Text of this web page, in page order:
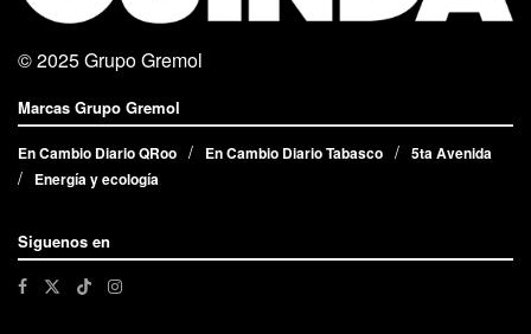
© 2025Grupo Gremol
Marcas Grupo Gremol
En Cambio Diario QRoo En Cambio Diario Tabasco
5ta Avenida
Energía y ecología
Siguenos en